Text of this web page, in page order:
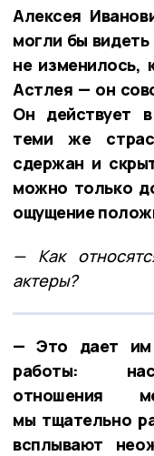
Алексея
могли бы
не изменилось,
Астлея — он
Он действует
теми же
сдержан и
можно только
ощущение
— Как
актеры?
— Это дает им
работы:
отношения
мы тщательно
всплывают